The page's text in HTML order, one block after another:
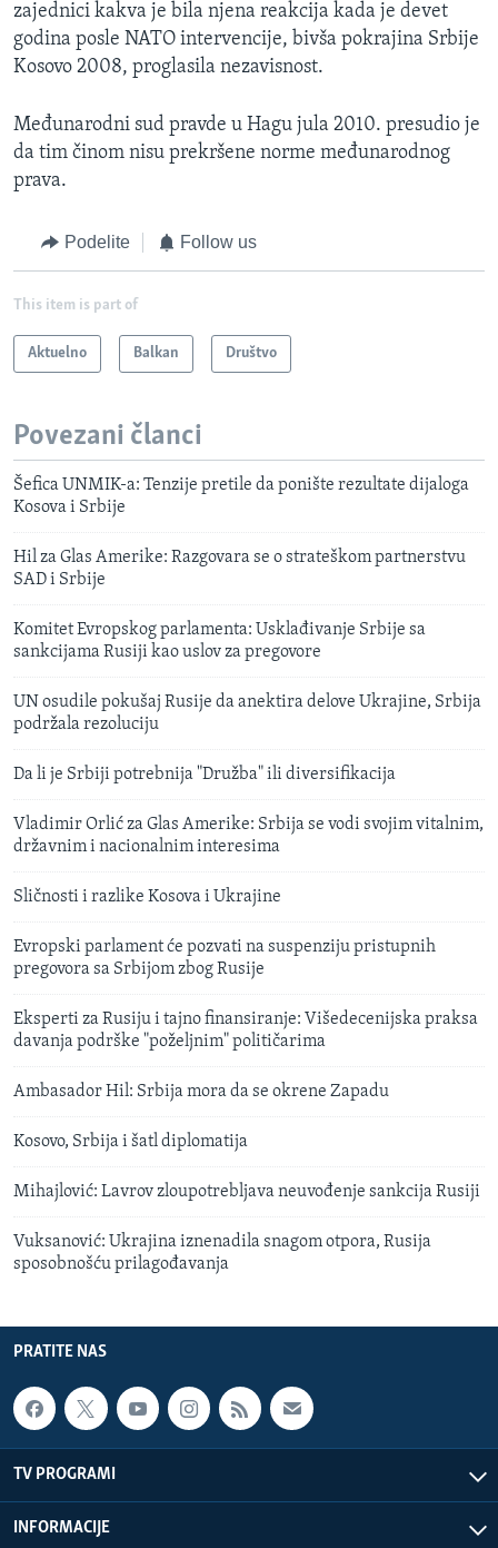
zajednici kakva je bila njena reakcija kada je devet
godina posle NATO intervencije, bivša pokrajina Srbije
Kosovo 2008, proglasila nezavisnost.
Međunarodni sud pravde u Hagu jula 2010. presudio je
da tim činom nisu prekršene norme međunarodnog
prava.
Podelite Follow us
This item is part of
Aktuelno Balkan Društvo
Povezani članci
Šefica UNMIK-a: Tenzije pretile da ponište rezultate dijaloga
Kosova i Srbije
Hil za Glas Amerike: Razgovara se o strateškom partnerstvu
SAD i Srbije
Komitet Evropskog parlamenta: Usklađivanje Srbije sa
sankcijama Rusiji kao uslov za pregovore
UN osudile pokušaj Rusije da anektira delove Ukrajine, Srbija
podržala rezoluciju
Da li je Srbiji potrebnija "Družba" ili diversifikacija
Vladimir Orlić za Glas Amerike: Srbija se vodi svojim vitalnim,
državnim i nacionalnim interesima
Sličnosti i razlike Kosova i Ukrajine
Evropski parlament će pozvati na suspenziju pristupnih
pregovora sa Srbijom zbog Rusije
Eksperti za Rusiju i tajno finansiranje: Višedecenijska praksa
davanja podrške "poželjnim" političarima
Ambasador Hil: Srbija mora da se okrene Zapadu
Kosovo, Srbija i šatl diplomatija
Mihajlović: Lavrov zloupotrebljava neuvođenje sankcija Rusiji
Vuksanović: Ukrajina iznenadila snagom otpora, Rusija
sposobnošću prilagođavanja
PRATITE NAS
TV PROGRAMI
INFORMACIJE